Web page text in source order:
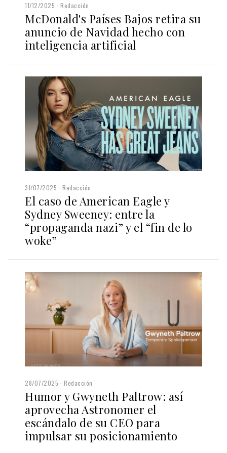
11/12/2025 Redacción
McDonald's Países Bajos retira su
anuncio de Navidad hecho con
inteligencia artificial
31/07/2025 Redacción
El caso de American Eagle y
Sydney Sweeney: entre la
“propaganda nazi” y el “fin de lo
woke”
28/07/2025 Redacción
Humor y Gwyneth Paltrow: así
aprovecha Astronomer el
escándalo de su CEO para
impulsar su posicionamiento